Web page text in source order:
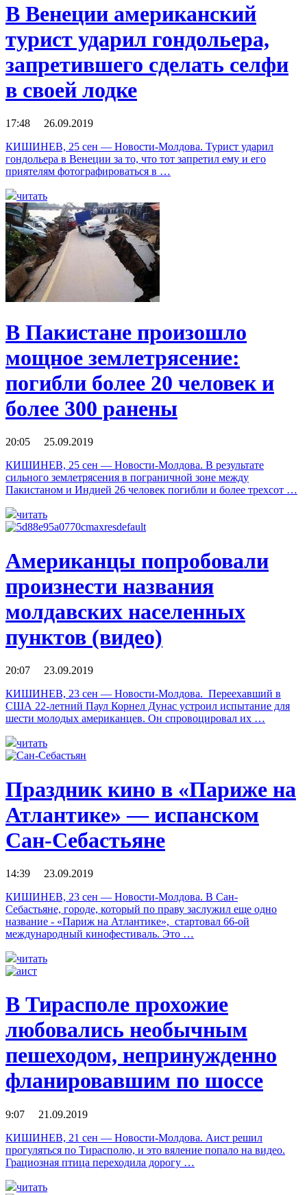
В Венеции американский
турист ударил гондольера,
запретившего сделать селфи
в своей лодке
17:48 26.09.2019
КИШИНЕВ, 25 сен — Новости-Молдова. Турист ударил
гондольера в Венеции за то, что тот запретил ему и его
приятелям фотографироваться в …
читать
В Пакистане произошло
мощное землетрясение:
погибли более 20 человек и
более 300 ранены
20:05 25.09.2019
КИШИНЕВ, 25 сен — Новости-Молдова. В результате
сильного землетрясения в пограничной зоне между
Пакистаном и Индией 26 человек погибли и более трехсот …
читать
Американцы попробовали
произнести названия
молдавских населенных
пунктов (видео)
20:07 23.09.2019
КИШИНЕВ, 23 сен — Новости-Молдова. Переехавший в
США 22-летний Паул Корнел Дунас устроил испытание для
шести молодых американцев. Он спровоцировал их …
читать
Праздник кино в «Париже на
Атлантике» — испанском
Сан-Себастьяне
14:39 23.09.2019
КИШИНЕВ, 23 сен — Новости-Молдова. В Сан-
Себастьяне, городе, который по праву заслужил еще одно
название - «Париж на Атлантике», стартовал 66-ой
международный кинофестиваль. Это …
читать
В Тирасполе прохожие
любовались необычным
пешеходом, непринужденно
фланировавшим по шоссе
9:07 21.09.2019
КИШИНЕВ, 21 сен — Новости-Молдова. Аист решил
прогуляться по Тирасполю, и это вяление попало на видео.
Грациозная птица переходила дорогу …
читать